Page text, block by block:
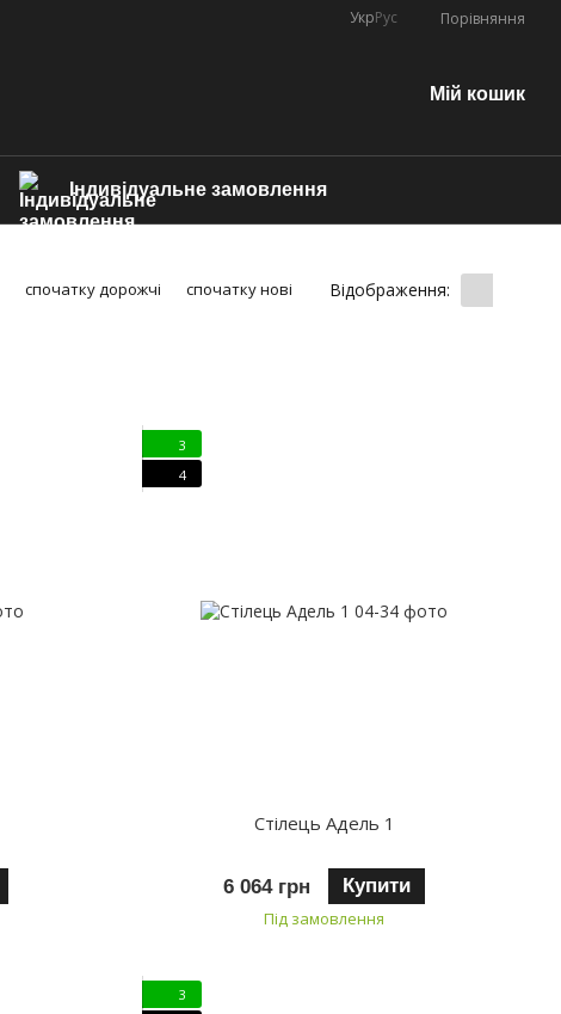
УкрРус Порівняння
Мій кошик
Індивідуальне замовлення
спочатку дорожчі спочатку нові Відображення:
3
4
Стілець Адель 1
6 064 грн Купити
Під замовлення
3